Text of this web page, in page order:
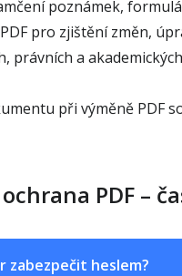
poznámek,
pro zjištění změn,
právních a
při výměně PDF
PDF –
zabezpečit heslem?